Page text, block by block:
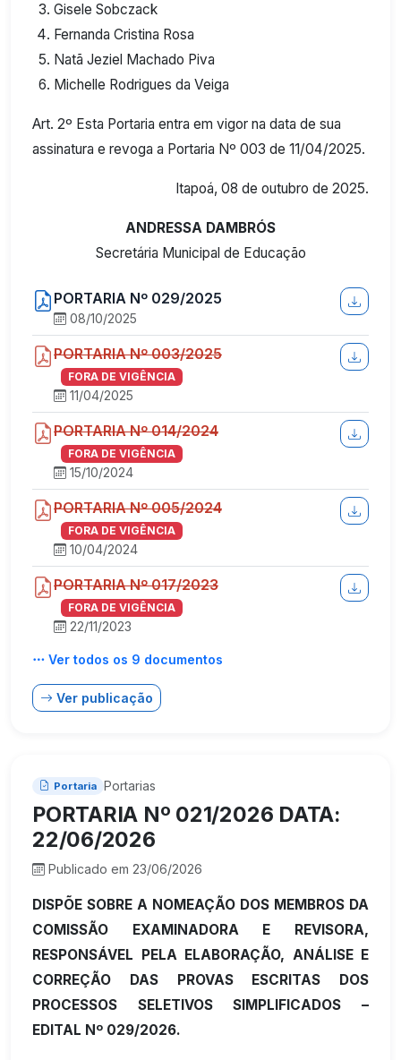
Gisele Sobczack
Fernanda Cristina Rosa
Natã Jeziel Machado Piva
Michelle Rodrigues da Veiga
Art. 2º Esta Portaria entra em vigor na data de sua
assinatura e revoga a Portaria Nº 003 de 11/04/2025.
Itapoá, 08 de outubro de 2025.
ANDRESSA DAMBRÓS
Secretária Municipal de Educação
PORTARIA Nº 029/2025
08/10/2025
PORTARIA Nº 003/2025
FORA DE VIGÊNCIA
11/04/2025
PORTARIA Nº 014/2024
FORA DE VIGÊNCIA
15/10/2024
PORTARIA Nº 005/2024
FORA DE VIGÊNCIA
10/04/2024
PORTARIA Nº 017/2023
FORA DE VIGÊNCIA
22/11/2023
Ver todos os 9 documentos
Ver publicação
Portaria Portarias
PORTARIA Nº 021/2026 DATA:
22/06/2026
Publicado em 23/06/2026
DISPÕE SOBRE A NOMEAÇÃO DOS MEMBROS DA
COMISSÃO EXAMINADORA E REVISORA,
RESPONSÁVEL PELA ELABORAÇÃO, ANÁLISE E
CORREÇÃO DAS PROVAS ESCRITAS DOS
PROCESSOS SELETIVOS SIMPLIFICADOS –
EDITAL Nº 029/2026.